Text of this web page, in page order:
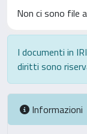
Non ci sono file
I documenti in
diritti sono
Informazioni